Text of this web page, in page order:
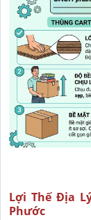
Lợi Thế Địa
Phước